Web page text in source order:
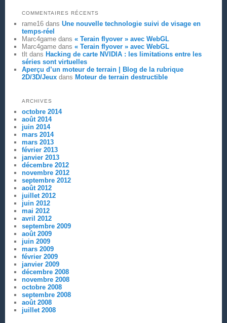
COMMENTAIRES RÉCENTS
rame16dans Une nouvelle technologie suivi de visage en
temps-réel
Marc4gamedans « Terain flyover » avec WebGL
Marc4gamedans « Terain flyover » avec WebGL
tltdans Hacking de carte NVIDIA : les limitations entre les
séries sont virtuelles
Aperçu d’un moteur de terrain | Blog de la rubrique
2D/3D/Jeuxdans Moteur de terrain destructible
ARCHIVES
octobre 2014
août 2014
juin 2014
mars 2014
mars 2013
février 2013
janvier 2013
décembre 2012
novembre 2012
septembre 2012
août 2012
juillet 2012
juin 2012
mai 2012
avril 2012
septembre 2009
août 2009
juin 2009
mars 2009
février 2009
janvier 2009
décembre 2008
novembre 2008
octobre 2008
septembre 2008
août 2008
juillet 2008